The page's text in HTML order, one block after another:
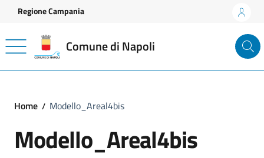
Vai ai contenuti
Vai al footer
Regione Campania
Comune di Napoli
Home Modello_Areal4bis
Modello_Areal4bis